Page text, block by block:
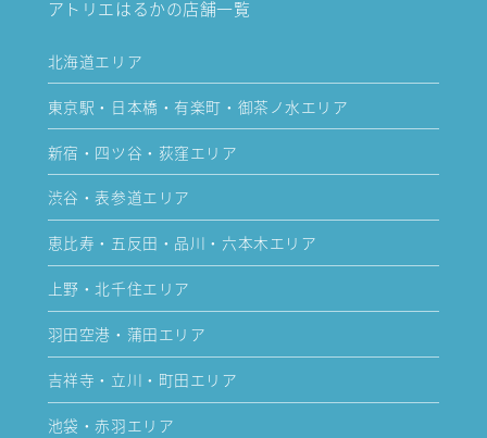
アトリエはるかの店舗一覧
北海道エリア
東京駅・日本橋・有楽町・御茶ノ水エリア
新宿・四ツ谷・荻窪エリア
渋谷・表参道エリア
恵比寿・五反田・品川・六本木エリア
上野・北千住エリア
羽田空港・蒲田エリア
吉祥寺・立川・町田エリア
池袋・赤羽エリア